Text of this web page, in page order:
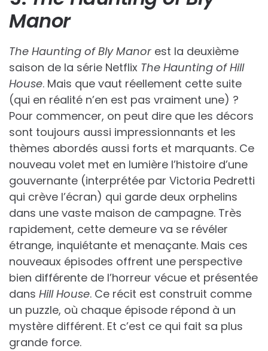
Manor
The Haunting of Bly Manor est la deuxième
saison de la série Netflix The Haunting of Hill
House. Mais que vaut réellement cette suite
(qui en réalité n’en est pas vraiment une) ?
Pour commencer, on peut dire que les décors
sont toujours aussi impressionnants et les
thèmes abordés aussi forts et marquants. Ce
nouveau volet met en lumière l’histoire d’une
gouvernante (interprétée par Victoria Pedretti
qui crève l’écran) qui garde deux orphelins
dans une vaste maison de campagne. Très
rapidement, cette demeure va se révéler
étrange, inquiétante et menaçante. Mais ces
nouveaux épisodes offrent une perspective
bien différente de l’horreur vécue et présentée
dans Hill House. Ce récit est construit comme
un puzzle, où chaque épisode répond à un
mystère différent. Et c’est ce qui fait sa plus
grande force.